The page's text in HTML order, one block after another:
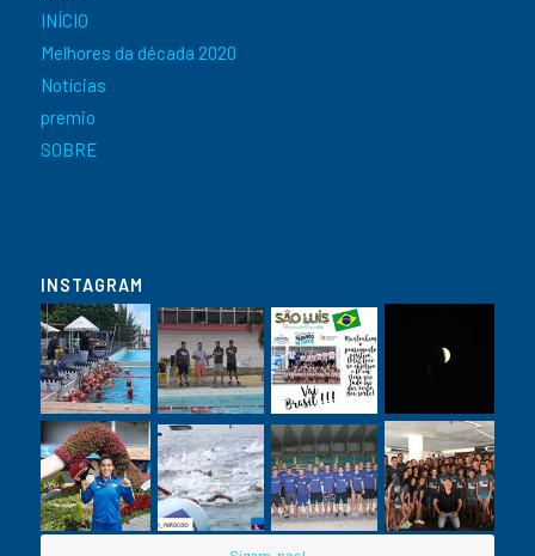
INÍCIO
Melhores da década 2020
Notícias
premio
SOBRE
INSTAGRAM